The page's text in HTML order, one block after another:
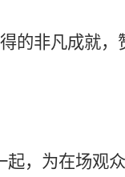
的非凡成就，
，为在场观